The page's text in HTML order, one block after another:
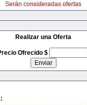
Serán consideradas ofertas
Realizar una Oferta
Ofrecido $